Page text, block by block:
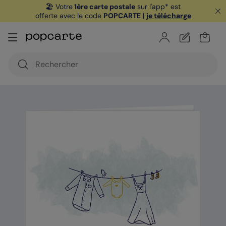
🏖️ Votre1ère carte postale sur l'app* est
offerte avec le code POPCARTE| je télécharge